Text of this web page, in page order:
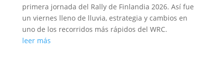
primera jornada del Rally de Finlandia 2026. Así fue
un viernes lleno de lluvia, estrategia y cambios en
uno de los recorridos más rápidos del WRC.
leer más